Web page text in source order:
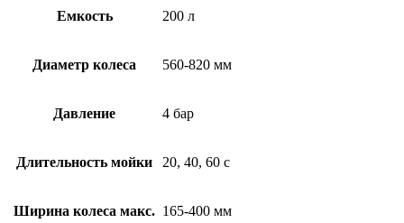
Емкость 200 л
Диаметр колеса 560-820 мм
Давление 4 бар
Длительность мойки 20, 40, 60 с
Ширина колеса макс. 165-400 мм